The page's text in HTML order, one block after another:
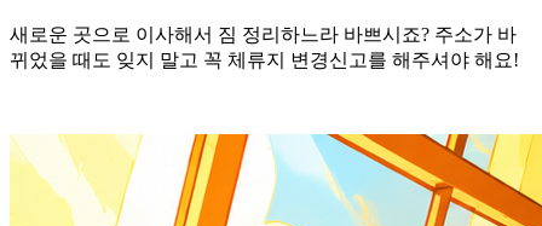
새로운 곳으로 이사해서 짐 정리하느라 바쁘시죠? 주소가 바
뀌었을 때도 잊지 말고 꼭 체류지 변경신고를 해주셔야 해요!